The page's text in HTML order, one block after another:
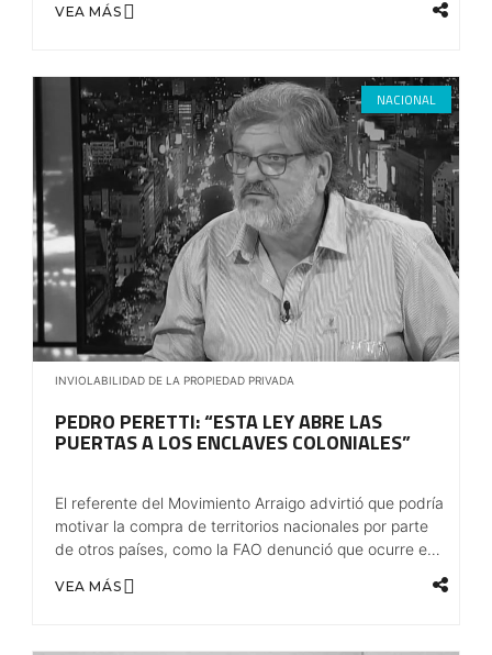
VEA MÁS
NACIONAL
INVIOLABILIDAD DE LA PROPIEDAD PRIVADA
PEDRO PERETTI: “ESTA LEY ABRE LAS
PUERTAS A LOS ENCLAVES COLONIALES”
El referente del Movimiento Arraigo advirtió que podría
motivar la compra de territorios nacionales por parte
de otros países, como la FAO denunció que ocurre en
VEA MÁS